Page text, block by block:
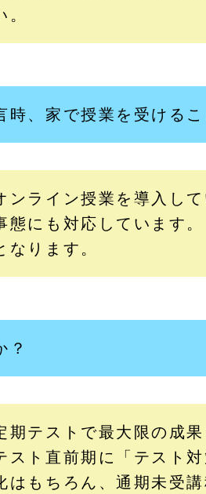
、家で授業を受ける
ンライン授業を導入し
態にも対応しています
ります。
？
期テストで最大限の成
ト直前期に「テスト
もちろん、通期未受